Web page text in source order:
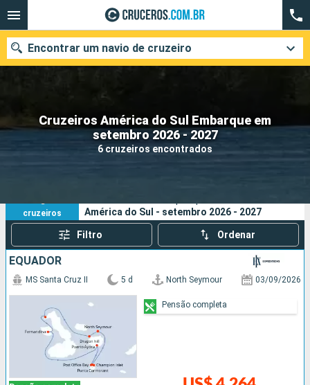
Cruzeiros América do Sul Embarque em
setembro 2026 - 2027
6 cruzeiros encontrados
Encontrar um navio de cruzeiro
Quando ir?
Data de partida
Pesquisar
6
cruzeiros
América do Sul - setembro 2026 - 2027
Filtro Ordenar
EQUADOR
MS Santa Cruz II 5 d North Seymour 03/09/2026
Pensão completa